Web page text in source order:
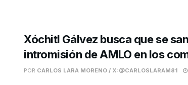
Xóchitl Gálvez busca que se
intromisión de AMLO en los
POR CARLOS LARA MORENO / X:@CARLOSLARAM81